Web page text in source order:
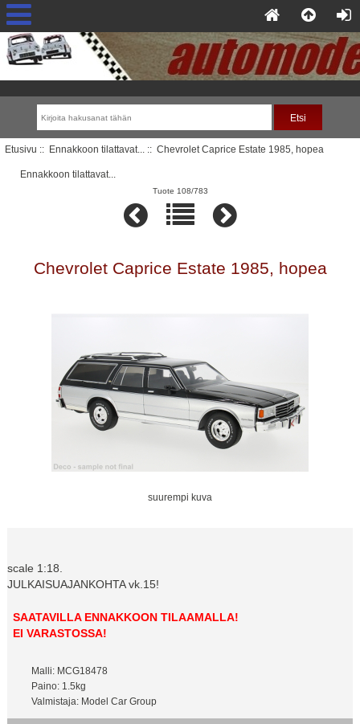
Etusivu :: Ennakkoon tilattavat... :: Chevrolet Caprice Estate 1985, hopea
Ennakkoon tilattavat...
Tuote 108/783
Chevrolet Caprice Estate 1985, hopea
suurempi kuva
scale 1:18.
JULKAISUAJANKOHTA vk.15!
SAATAVILLA ENNAKKOON TILAAMALLA!
EI VARASTOSSA!
Malli: MCG18478
Paino: 1.5kg
Valmistaja: Model Car Group